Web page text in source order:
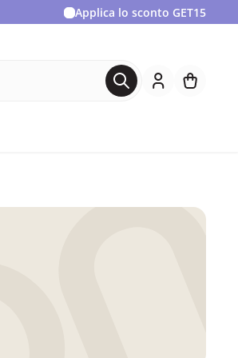
Applica lo sconto GET15